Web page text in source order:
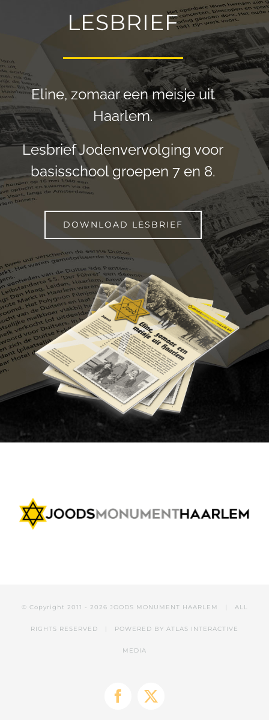
LESBRIEF
Eline, zomaar een meisje uit
Haarlem.
Lesbrief Jodenvervolging voor
basisschool groepen 7 en 8.
DOWNLOAD LESBRIEF
© Copyright 2011 - 2026 JOODS MONUMENT HAARLEM | ALL
RIGHTS RESERVED | POWERED BY ATLAS INTERACTIVE
MEDIA
Facebook
X